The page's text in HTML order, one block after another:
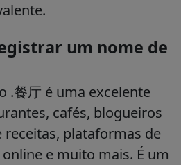
um nome de
.餐厅 é uma excelente
cafés, blogueiros
receitas, plataformas de
e muito mais. É um